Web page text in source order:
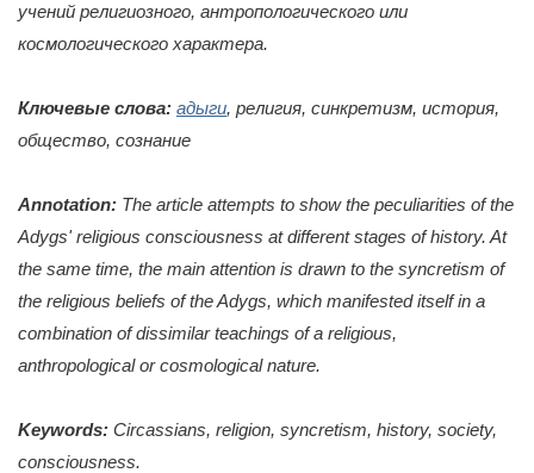
учений религиозного, антропологического или
космологического характера.
Ключевые слова: адыги, религия, синкретизм, история,
общество, сознание
Annotation: The article attempts to show the peculiarities of the
Adygs' religious consciousness at different stages of history. At
the same time, the main attention is drawn to the syncretism of
the religious beliefs of the Adygs, which manifested itself in a
combination of dissimilar teachings of a religious,
anthropological or cosmological nature.
Keywords: Circassians, religion, syncretism, history, society,
consciousness.